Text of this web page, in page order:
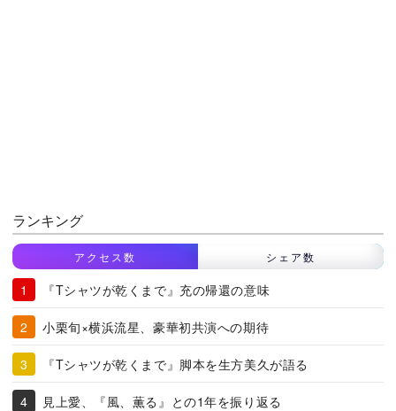
ランキング
アクセス数 シェア数
『Tシャツが乾くまで』充の帰還の意味
小栗旬×横浜流星、豪華初共演への期待
『Tシャツが乾くまで』脚本を生方美久が語る
見上愛、『風、薫る』との1年を振り返る